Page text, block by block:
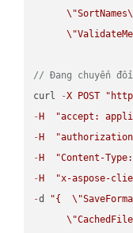
\"SortNames
\"
// Đang chuyển đổi
curl
-X POST
- H
"accept:
- H
- H
"Content-
- H
"x-aspose-
-d "{ \"
\"